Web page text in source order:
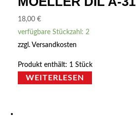
18,00€
verfügbare Stückzahl: 2
zzgl.Versandkosten
Produkt enthält: 1Stück
WEITERLESEN